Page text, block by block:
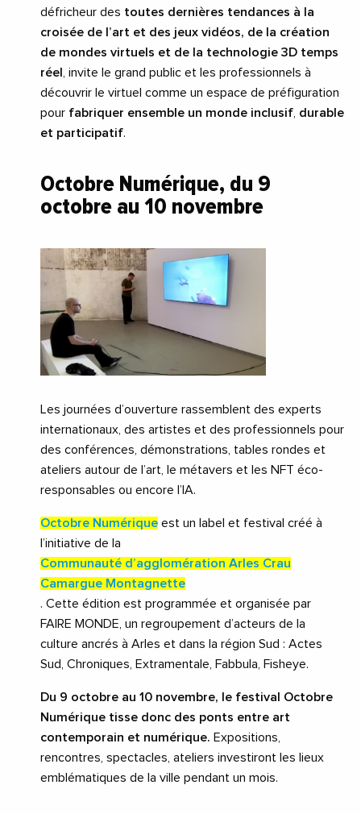
défricheur des toutes dernières tendances à la
croisée de l’art et des jeux vidéos, de la création
de mondes virtuels et de la technologie 3D temps
réel , invite le grand public et les professionnels à
découvrir le virtuel comme un espace de préfiguration
pour fabriquer ensemble un monde inclusif, durable
et participatif.
Octobre Numérique, du 9
octobre au 10 novembre
Les journées d’ouverture rassemblent des experts
internationaux, des artistes et des professionnels pour
des conférences, démonstrations, tables rondes et
ateliers autour de l’art, le métavers et les NFT éco-
responsables ou encore l’IA.
Octobre Numérique est un label et festival créé à
l’initiative de la
Communauté d’agglomération Arles Crau
Camargue Montagnette
. Cette édition est programmée et organisée par
FAIRE MONDE, un regroupement d’acteurs de la
culture ancrés à Arles et dans la région Sud : Actes
Sud, Chroniques, Extramentale, Fabbula, Fisheye.
Du 9 octobre au 10 novembre, le festival Octobre
Numérique tisse donc des ponts entre art
contemporain et numérique. Expositions,
rencontres, spectacles, ateliers investiront les lieux
emblématiques de la ville pendant un mois.